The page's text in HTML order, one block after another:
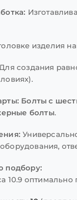
изделия
создания
Болты с
болты.
подбору:
10.9 оптимально